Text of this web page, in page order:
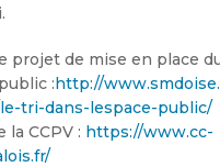
projet de mise en place
:http://
tri-dans-lespace-public/
la CCPV : https://www.cc-